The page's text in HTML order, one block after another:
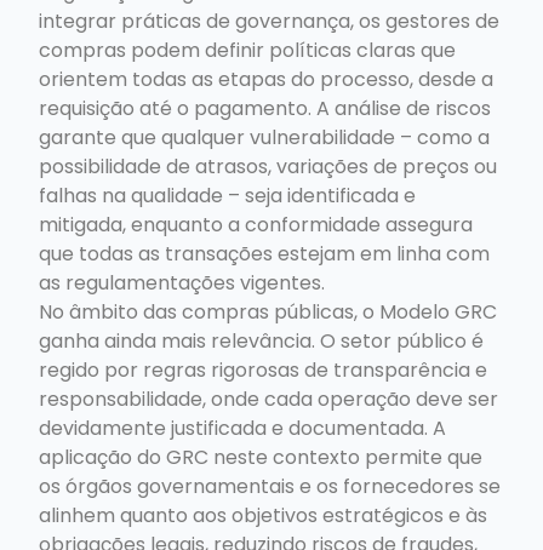
integrar práticas de governança, os gestores de
compras podem definir políticas claras que
orientem todas as etapas do processo, desde a
requisição até o pagamento. A análise de riscos
garante que qualquer vulnerabilidade – como a
possibilidade de atrasos, variações de preços ou
falhas na qualidade – seja identificada e
mitigada, enquanto a conformidade assegura
que todas as transações estejam em linha com
as regulamentações vigentes.
No âmbito das compras públicas, o Modelo GRC
ganha ainda mais relevância. O setor público é
regido por regras rigorosas de transparência e
responsabilidade, onde cada operação deve ser
devidamente justificada e documentada. A
aplicação do GRC neste contexto permite que
os órgãos governamentais e os fornecedores se
alinhem quanto aos objetivos estratégicos e às